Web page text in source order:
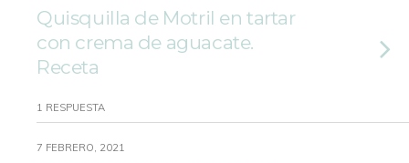
Quisquilla de Motril en tartar
con crema de aguacate.
Receta
1 RESPUESTA
7 FEBRERO, 2021